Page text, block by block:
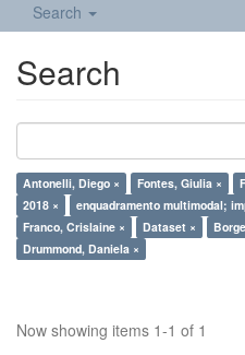
Search
Search
Antonelli, Diego × Fontes, Giulia ×
2018 ×
enquadramento multimodal;
Franco, Crislaine ×
Dataset ×
Drummond, Daniela ×
Now showing items 1-1 of 1